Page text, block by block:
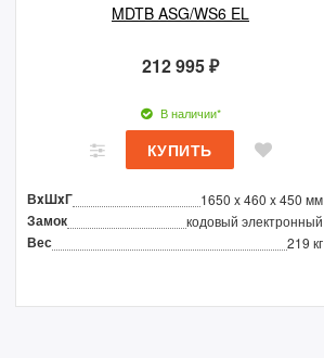
MDTB ASG/WS6 EL
212 995 ₽
В наличии*
ВxШxГ 1650 x 460 x 450 мм
Замок кодовый электронный
Вес 219 кг